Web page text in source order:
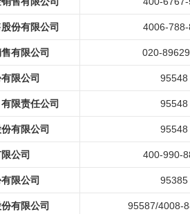
份有限公司 4006-
有限公司 020-
限公司 95548
限责任公司 95548
有限公司 95548
公司 400-990-
限公司 95385
有限公司 95587/4008-